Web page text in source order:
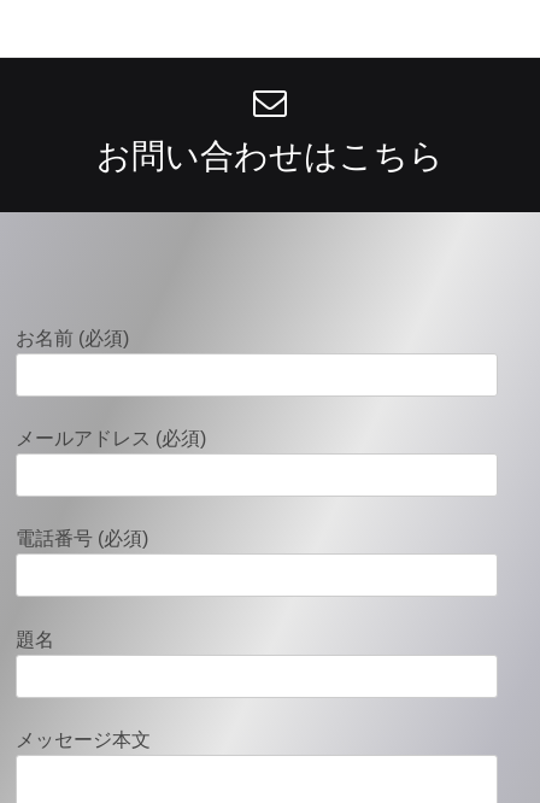
お問い合わせはこちら
お名前 (必須)
メールアドレス (必須)
電話番号 (必須)
題名
メッセージ本文